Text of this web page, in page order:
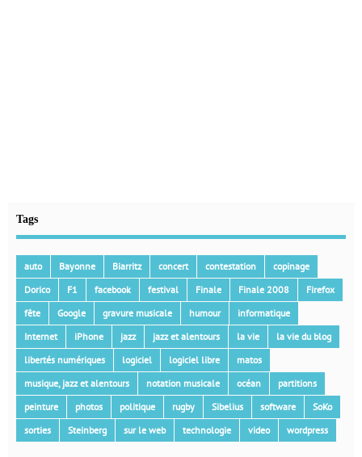
Tags
auto Bayonne Biarritz concert contestation
copinage
Dorico
F1 facebook festival Finale Finale 2008
Firefox
fête
Google gravure musicale humour
informatique
Internet
iPhone jazz jazz et alentours la vie
la vie du blog
libertés numériques
logiciel logiciel libre
matos
musique, jazz et alentours
notation musicale océan
partitions
peinture
photos politique rugby Sibelius software
SoKo
sorties
Steinberg sur le web technologie video wordpress